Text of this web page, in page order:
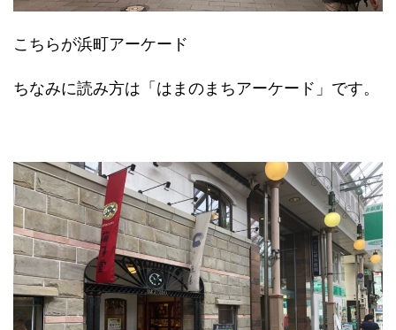
こちらが浜町アーケード
ちなみに読み方は「はまのまちアーケード」です。